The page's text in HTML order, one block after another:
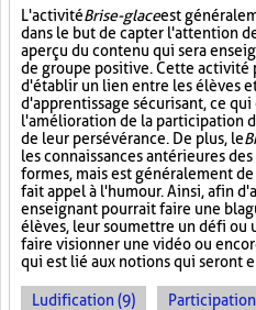
L'activitéBrise-glaceest
dans le but de capter l'attention
aperçu du contenu qui sera
de groupe positive. Cette
d'établir un lien entre les élèves
d'apprentissage sécurisant, ce
l'amélioration de la participation
de leur persévérance. De plus, le
les connaissances antérieures
formes, mais est généralement
fait appel à l'humour. Ainsi, afin
enseignant pourrait faire une
élèves, leur soumettre un défi ou
faire visionner une vidéo ou
qui est lié aux notions qui seront
Ludification (9)